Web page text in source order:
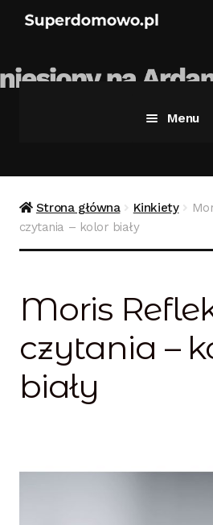
Menu
Bezpieczne zakupy
Lampy i oświetlenie
Moje konto
Strona główna Kinkiety
czytania – kolor biały
Moris
czytania –
biały